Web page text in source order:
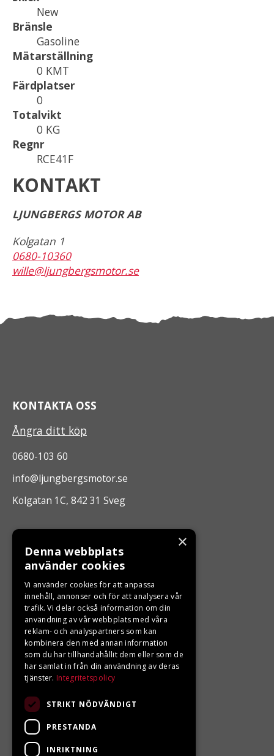
New
Bränsle
Gasoline
Mätarställning
0 KMT
Färdplatser
0
Totalvikt
0 KG
Regnr
RCE41F
KONTAKT
LJUNGBERGS MOTOR AB
Kolgatan 1
0680-10360
wille@ljungbergsmotor.se
KONTAKTA OSS
Ångra ditt köp
0680-103 60
info@ljungbergsmotor.se
Kolgatan 1C, 842 31 Sveg
ÖPPETTIDER
Måndag - Fredag 10.00 -17.00
LJUNGBERGS MOTOR
Din BRP återförsäljare i Sveg!
×
Denna webbplats
använder cookies
Vi använder cookies för att anpassa
innehåll, annonser och för att analysera vår
trafik. Vi delar också information om din
användning av vår webbplats med våra
reklam- och analyspartners som kan
kombinera den med annan information
som du har tillhandahållit dem eller som de
har samlat in från din användning av deras
tjänster. Integritetspolicy
STRIKT NÖDVÄNDIGT
PRESTANDA
INRIKTNING